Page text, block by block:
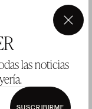
las noticias
SUSCRIBIRME
×